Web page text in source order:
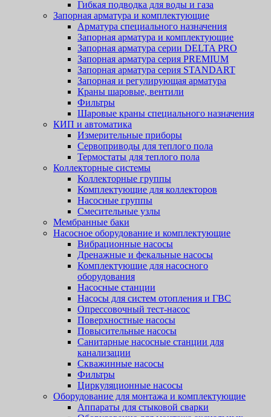
Гибкая подводка для воды и газа
Запорная арматура и комплектующие
Арматура специального назначения
Запорная арматура и комплектующие
Запорная арматура серии DELTA PRO
Запорная арматура серия PREMIUM
Запорная арматура серия STANDART
Запорная и регулирующая арматура
Краны шаровые, вентили
Фильтры
Шаровые краны специального назначения
КИП и автоматика
Измерительные приборы
Сервоприводы для теплого пола
Термостаты для теплого пола
Коллекторные системы
Коллекторные группы
Комплектующие для коллекторов
Насосные группы
Смесительные узлы
Мембранные баки
Насосное оборудование и комплектующие
Вибрационные насосы
Дренажные и фекальные насосы
Комплектующие для насосного
оборудования
Насосные станции
Насосы для систем отопления и ГВС
Опрессовочный тест-насос
Поверхностные насосы
Повысительные насосы
Санитарные насосные станции для
канализации
Скважинные насосы
Фильтры
Циркуляционные насосы
Оборудование для монтажа и комплектующие
Аппараты для стыковой сварки